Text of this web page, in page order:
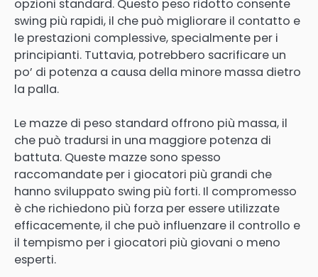
opzioni standard. Questo peso ridotto consente
swing più rapidi, il che può migliorare il contatto e
le prestazioni complessive, specialmente per i
principianti. Tuttavia, potrebbero sacrificare un
po’ di potenza a causa della minore massa dietro
la palla.
Le mazze di peso standard offrono più massa, il
che può tradursi in una maggiore potenza di
battuta. Queste mazze sono spesso
raccomandate per i giocatori più grandi che
hanno sviluppato swing più forti. Il compromesso
è che richiedono più forza per essere utilizzate
efficacemente, il che può influenzare il controllo e
il tempismo per i giocatori più giovani o meno
esperti.